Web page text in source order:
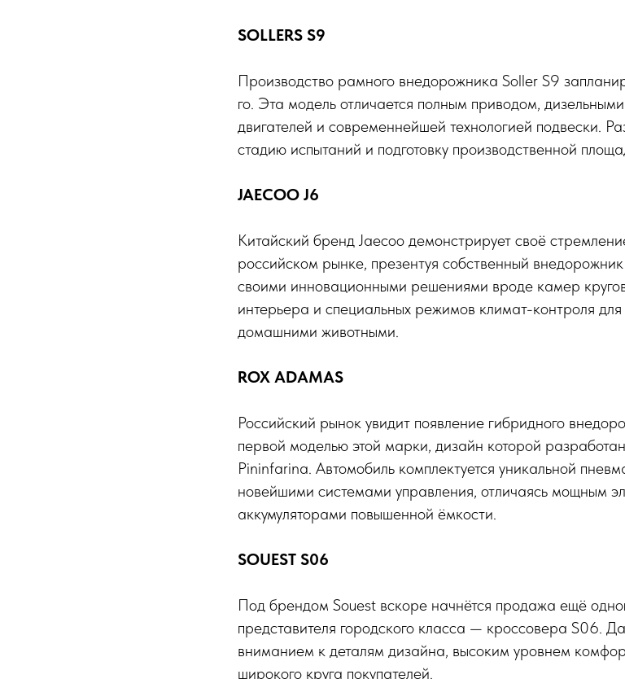
SOLLERS S9
Производство рамного внедорожника Soller S9
го. Эта модель отличается полным приводом,
двигателей и современнейшей технологией подвески.
стадию испытаний и подготовку производственной
JAECOO J6
Китайский бренд Jaecoo демонстрирует своё
российском рынке, презентуя собственный
своими инновационными решениями вроде камер
интерьера и специальных режимов климат-контроля
домашними животными.
ROX ADAMAS
Российский рынок увидит появление гибридного
первой моделью этой марки, дизайн которой
Pininfarina. Автомобиль комплектуется уникальной
новейшими системами управления, отличаясь мощным
аккумуляторами повышенной ёмкости.
SOUEST S06
Под брендом Souest вскоре начнётся продажа ещё
представителя городского класса — кроссовера S06.
вниманием к деталям дизайна, высоким уровнем
широкого круга покупателей.